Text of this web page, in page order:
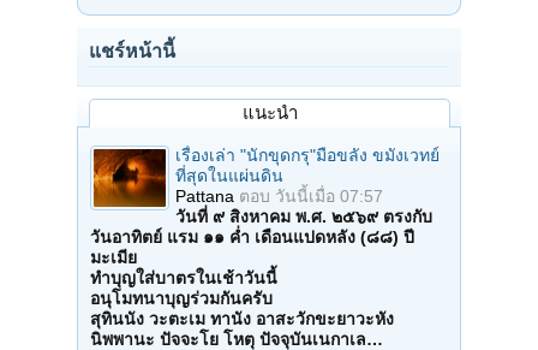
แชร์หน้านี้
แนะนำ
เรื่องเล่า "นักขุดกรุ"มือขลัง ขมังเวทย์
ที่สุดในแผ่นดิน
Pattana ตอบ วันนี้เมื่อ 07:57
วันที่ ๙ สิงหาคม พ.ศ. ๒๕๖๙ ตรงกับ
วันอาทิตย์ แรม ๑๑ ค่ำ เดือนแปดหลัง (๘๘) ปี
มะเมีย
ทำบุญใส่บาตรในเช้าวันนี้
อนุโมทนาบุญร่วมกันครับ
สุทินนัง วะตะเม ทานัง อาสะวักขะยาวะหัง
นิพพานะ ปัจจะโย โหตุ ปัจจุบันเนกาเล…